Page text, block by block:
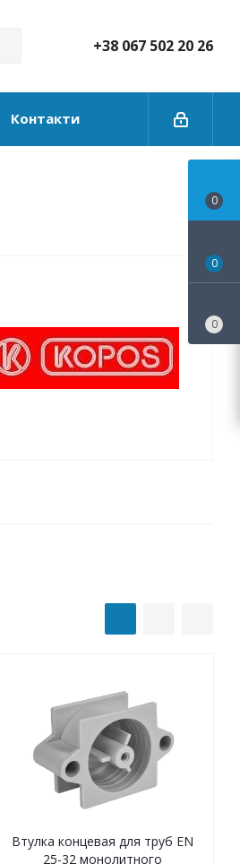
+38 067 502 20 26
Контакти
Втулка концевая для труб EN
25-32 монолитного
0
0
0